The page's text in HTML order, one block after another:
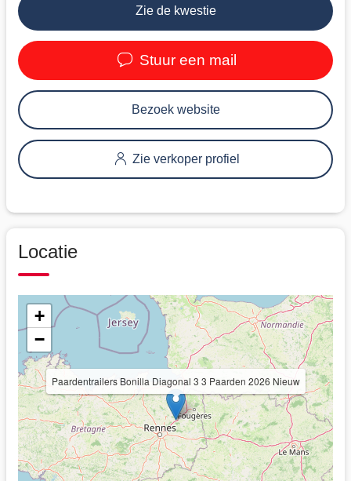
Zie de kwestie
Stuur een mail
Bezoek website
Zie verkoper profiel
Locatie
Paardentrailers Bonilla Diagonal 3 3 Paarden 2026 Nieuw
+
−